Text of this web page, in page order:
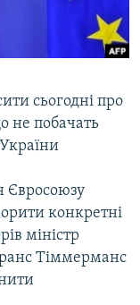
сьогодні про
не побачать
Євросоюзу
конкретні
міністр
Тіммерманс